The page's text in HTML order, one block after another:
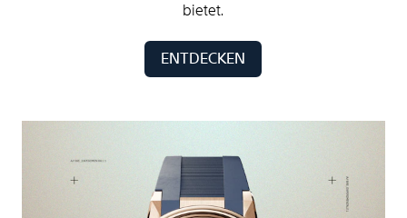
bietet.
ENTDECKEN